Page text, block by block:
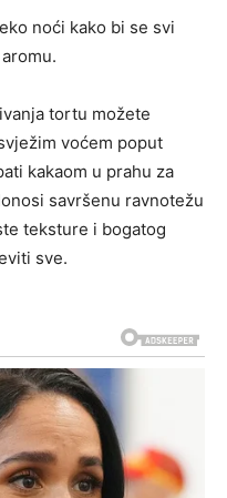
noći kako bi se svi
tortu možete
voćem poput
kakaom u prahu za
savršenu ravnotežu
teksture i bogatog
sve.